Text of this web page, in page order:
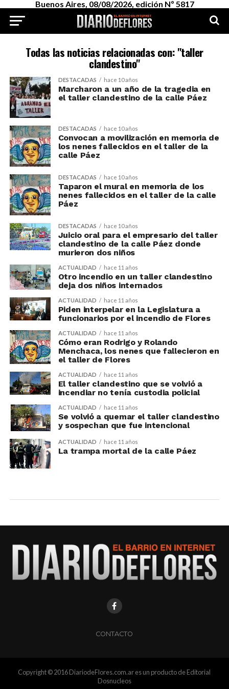
Buenos Aires, 08/08/2026, edición Nº 5817
Todas las noticias relacionadas con: "taller
clandestino"
DESTACADAS hace 10 años
Marcharon a un año de la tragedia en
el taller clandestino de la calle Páez
DESTACADAS hace 10 años
Convocan a movilización en memoria de
los nenes fallecidos en el taller de la
calle Páez
DESTACADAS hace 10 años
Taparon el mural en memoria de los
nenes fallecidos en el taller de la calle
Páez
DESTACADAS hace 10 años
Juicio oral para el empresario del taller
clandestino de la calle Páez donde
murieron dos niños
ACTUALIDAD hace 11 años
Otro incendio en un taller clandestino
deja dos niños internados
ACTUALIDAD hace 11 años
Piden interpelar en la Legislatura a
funcionarios por el incendio de Flores
ACTUALIDAD hace 11 años
Cómo eran Rodrigo y Rolando
Menchaca, los nenes que fallecieron en
el taller de Flores
ACTUALIDAD hace 11 años
El taller clandestino que se volvió a
incendiar no tenía custodia policial
ACTUALIDAD hace 11 años
Se volvió a quemar el taller clandestino
y sospechan que fue intencional
ACTUALIDAD hace 11 años
La trampa mortal de la calle Páez
CONTACTO
Copyright © 2016 DiariodeFlores.com.ar es un producto de Editorial
Dosnucleos